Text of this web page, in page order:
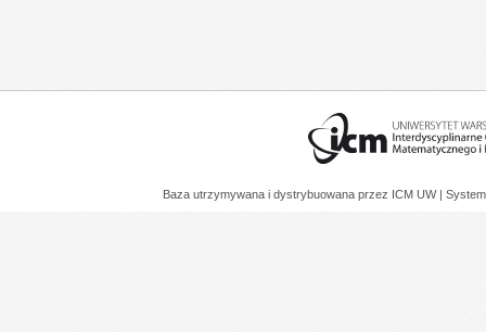
Baza utrzymywana i dystrybuowana przez ICM UW |